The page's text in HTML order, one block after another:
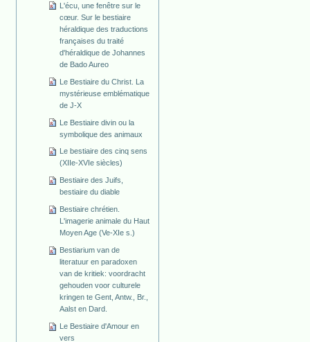
L'écu, une fenêtre sur le
cœur. Sur le bestiaire
héraldique des traductions
françaises du traité
d'héraldique de Johannes
de Bado Aureo
Le Bestiaire du Christ. La
mystérieuse emblématique
de J-X
Le Bestiaire divin ou la
symbolique des animaux
Le bestiaire des cinq sens
(XIIe-XVIe siècles)
Bestiaire des Juifs,
bestiaire du diable
Bestiaire chrétien.
L'imagerie animale du Haut
Moyen Age (Ve-XIe s.)
Bestiarium van de
literatuur en paradoxen
van de kritiek: voordracht
gehouden voor culturele
kringen te Gent, Antw., Br.,
Aalst en Dard.
Le Bestiaire d'Amour en
vers